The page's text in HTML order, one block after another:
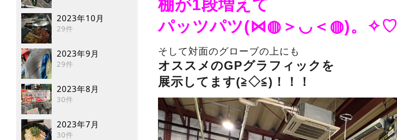
2023年10月
29件
2023年9月
29件
2023年8月
30件
2023年7月
30件
棚が1段増えて
パッツパツ(⋈◍＞◡＜◍)。✧♡
そして対面のグローブの上にも
オススメのGPグラフィックを
展示してます(≧◇≦)！！！